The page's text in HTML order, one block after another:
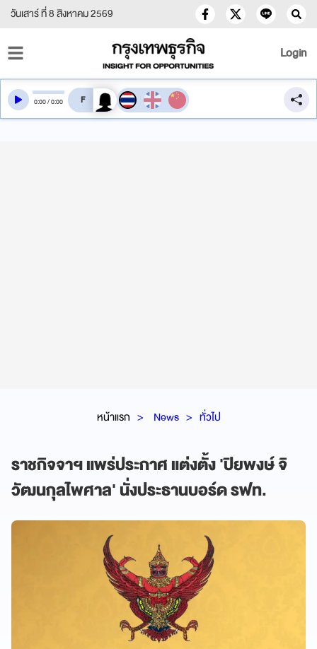
วันเสาร์ ที่ 8 สิงหาคม 2569
Login
หน้าแรก News ทั่วไป
ราชกิจจาฯ แพร่ประกาศ แต่งตั้ง 'ปิยพงษ์ จิ
วัฒนกุลไพศาล' นั่งประธานบอร์ด รฟท.
0:00/0:00 สลับเสียงอ่าน